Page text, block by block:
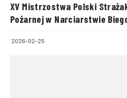
XV Mistrzostwa Polski
Pożarnej w Narciarstwie
2026-02-25